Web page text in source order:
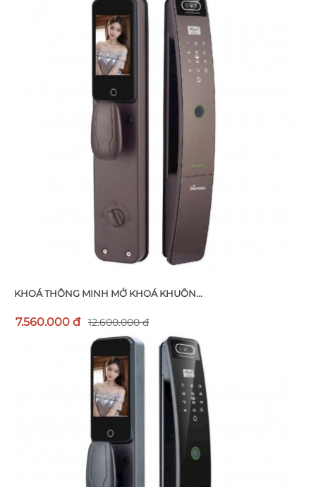
KHOÁ THÔNG MINH MỞ KHOÁ KHUÔN...
7.560.000 đ 12.600.000 đ